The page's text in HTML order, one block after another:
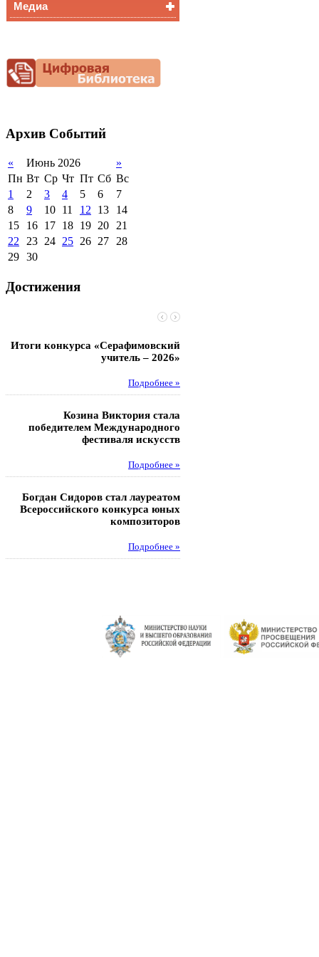
Снижение
документационной
нагрузки
Медиа
Архив Событий
« Июнь 2026
»
Пн Вт Ср Чт Пт Сб Вс
1
2 3 4 5 6
7
8
9 10 11 12 13
14
15
16 17 18 19 20 21
22 23 24 25 26 27 28
29 30
Достижения
Итоги конкурса «Серафимовский
учитель – 2026»
Подробнее »
Козина Виктория стала
победителем Международного
фестиваля искусств
Подробнее »
Богдан Сидоров стал лауреатом
Всероссийского конкурса юных
композиторов
Подробнее »